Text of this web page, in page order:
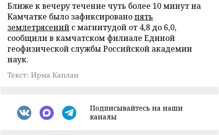
Ближе к вечеру течение чуть более 10 минут на
Камчатке было зафиксированопять
землетрясений с магнитудой от 4,8 до 6,0,
сообщили в камчатском филиале Единой
геофизической службы Российской академии
наук.
Текст: Ирма Каплан
Подписывайтесь на наши
каналы